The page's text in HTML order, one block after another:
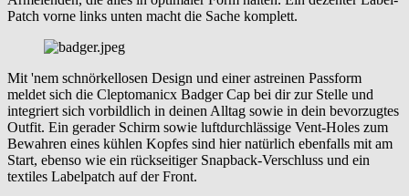
Patch vorne links unten macht die Sache komplett.
Mit 'nem schnörkellosen Design und einer astreinen Passform
meldet sich die Cleptomanicx Badger Cap bei dir zur Stelle und
integriert sich vorbildlich in deinen Alltag sowie in dein bevorzugtes
Outfit. Ein gerader Schirm sowie luftdurchlässige Vent-Holes zum
Bewahren eines kühlen Kopfes sind hier natürlich ebenfalls mit am
Start, ebenso wie ein rückseitiger Snapback-Verschluss und ein
textiles Labelpatch auf der Front.